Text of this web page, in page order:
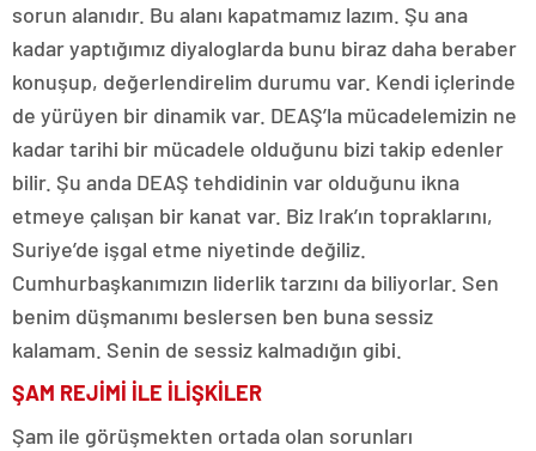
sorun alanıdır. Bu alanı kapatmamız lazım. Şu ana
kadar yaptığımız diyaloglarda bunu biraz daha beraber
konuşup, değerlendirelim durumu var. Kendi içlerinde
de yürüyen bir dinamik var. DEAŞ’la mücadelemizin ne
kadar tarihi bir mücadele olduğunu bizi takip edenler
bilir. Şu anda DEAŞ tehdidinin var olduğunu ikna
etmeye çalışan bir kanat var. Biz Irak’ın topraklarını,
Suriye’de işgal etme niyetinde değiliz.
Cumhurbaşkanımızın liderlik tarzını da biliyorlar. Sen
benim düşmanımı beslersen ben buna sessiz
kalamam. Senin de sessiz kalmadığın gibi.
ŞAM REJİMİ İLE İLİŞKİLER
Şam ile görüşmekten ortada olan sorunları